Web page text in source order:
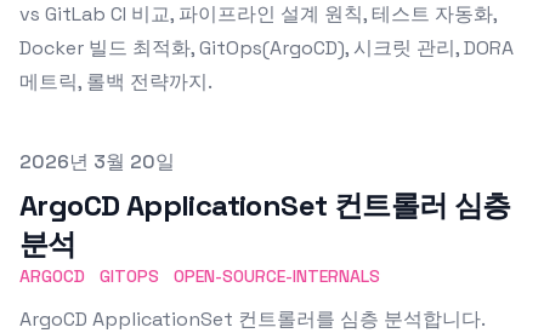
vs GitLab CI 비교, 파이프라인 설계 원칙, 테스트 자동화,
Docker 빌드 최적화, GitOps(ArgoCD), 시크릿 관리, DORA
메트릭, 롤백 전략까지.
Published on
2026년 3월 20일
ArgoCD ApplicationSet 컨트롤러 심층
분석
ARGOCD GITOPS OPEN-SOURCE-INTERNALS
ArgoCD ApplicationSet 컨트롤러를 심층 분석합니다.